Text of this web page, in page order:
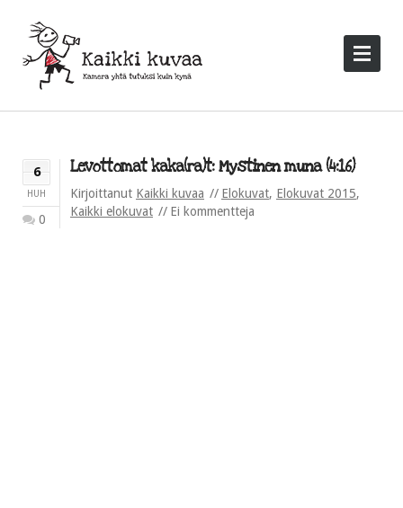
6
HUH
0
Levottomat kaka(ra)t: Mystinen muna (4:16)
Kirjoittanut Kaikki kuvaa Elokuvat, Elokuvat 2015,
Kaikki elokuvat
Ei kommentteja